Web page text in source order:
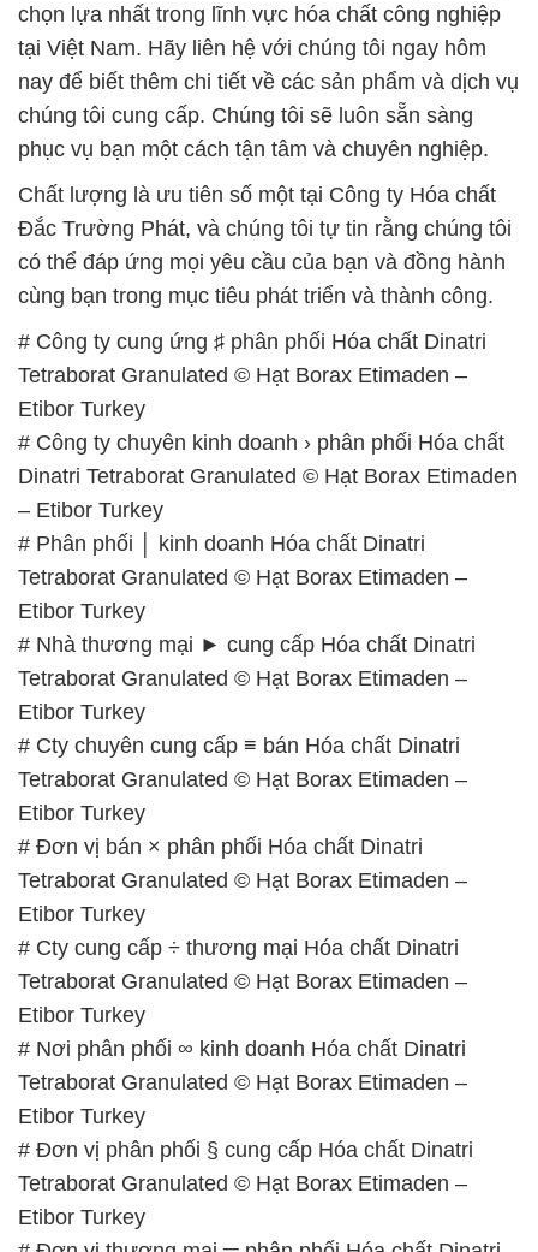
chọn lựa nhất trong lĩnh vực hóa chất công nghiệp
tại Việt Nam. Hãy liên hệ với chúng tôi ngay hôm
nay để biết thêm chi tiết về các sản phẩm và dịch vụ
chúng tôi cung cấp. Chúng tôi sẽ luôn sẵn sàng
phục vụ bạn một cách tận tâm và chuyên nghiệp.
Chất lượng là ưu tiên số một tại Công ty Hóa chất
Đắc Trường Phát, và chúng tôi tự tin rằng chúng tôi
có thể đáp ứng mọi yêu cầu của bạn và đồng hành
cùng bạn trong mục tiêu phát triển và thành công.
# Công ty cung ứng ♯ phân phối Hóa chất Dinatri
Tetraborat Granulated © Hạt Borax Etimaden –
Etibor Turkey
# Công ty chuyên kinh doanh › phân phối Hóa chất
Dinatri Tetraborat Granulated © Hạt Borax Etimaden
– Etibor Turkey
# Phân phối │ kinh doanh Hóa chất Dinatri
Tetraborat Granulated © Hạt Borax Etimaden –
Etibor Turkey
# Nhà thương mại ► cung cấp Hóa chất Dinatri
Tetraborat Granulated © Hạt Borax Etimaden –
Etibor Turkey
# Cty chuyên cung cấp ≡ bán Hóa chất Dinatri
Tetraborat Granulated © Hạt Borax Etimaden –
Etibor Turkey
# Đơn vị bán × phân phối Hóa chất Dinatri
Tetraborat Granulated © Hạt Borax Etimaden –
Etibor Turkey
# Cty cung cấp ÷ thương mại Hóa chất Dinatri
Tetraborat Granulated © Hạt Borax Etimaden –
Etibor Turkey
# Nơi phân phối ∞ kinh doanh Hóa chất Dinatri
Tetraborat Granulated © Hạt Borax Etimaden –
Etibor Turkey
# Đơn vị phân phối § cung cấp Hóa chất Dinatri
Tetraborat Granulated © Hạt Borax Etimaden –
Etibor Turkey